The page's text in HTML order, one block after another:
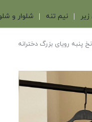
نیم تنه شلوار و
پنبه رویای بزرگ دخترانه